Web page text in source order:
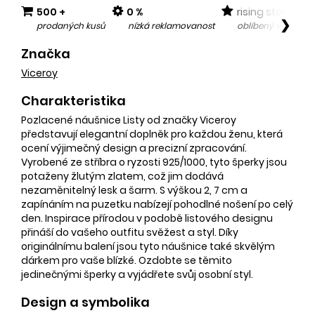
500 +
prodaných kusů
0 %
nízká reklamovanost
rising star
oblíbený v❯
Značka
Viceroy
Charakteristika
Pozlacené náušnice Listy od značky Viceroy
představují elegantní doplněk pro každou ženu, která
ocení výjimečný design a precizní zpracování.
Vyrobené ze stříbra o ryzosti 925/1000, tyto šperky jsou
potaženy žlutým zlatem, což jim dodává
nezaměnitelný lesk a šarm. S výškou 2, 7 cm a
zapínáním na puzetku nabízejí pohodlné nošení po celý
den. Inspirace přírodou v podobě listového designu
přináší do vašeho outfitu svěžest a styl. Díky
originálnímu balení jsou tyto náušnice také skvělým
dárkem pro vaše blízké. Ozdobte se těmito
jedinečnými šperky a vyjádřete svůj osobní styl.
Design a symbolika